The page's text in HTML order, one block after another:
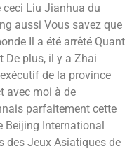
ceci Liu Jianhua du
aussi Vous savez que
Il a été arrêté Quant
De plus, il y a Zhai
de la province
avec moi à de
parfaitement cette
Beijing International
des Jeux Asiatiques de